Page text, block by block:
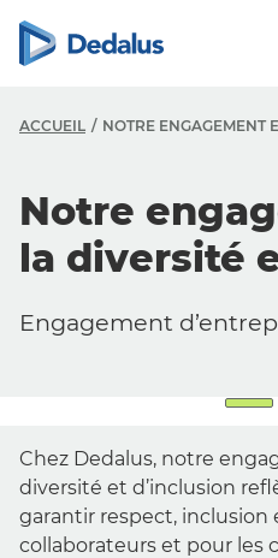
ACCUEIL NOTRE ENGAGEMENT
Notre
la diversité
Engagement
Diversité et
La base de notre réussite
Chez Dedalus, notre
diversité et d’inclusion
garantir respect, inclusion
collaborateurs et pour les